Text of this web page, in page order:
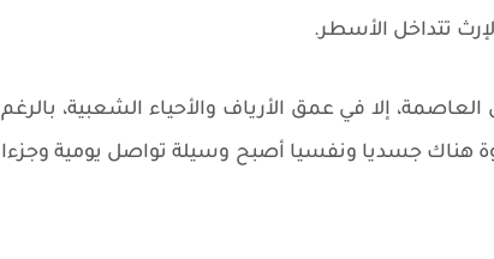
تتداخل الأسطر.
إلا في عمق الأرياف والأحياء الشعبية، بالرغم
هناك جسديا ونفسيا أصبح وسيلة تواصل يومية وجزءا